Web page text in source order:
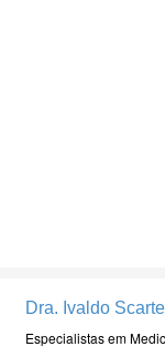
Dra. Ivaldo
Especialistas em